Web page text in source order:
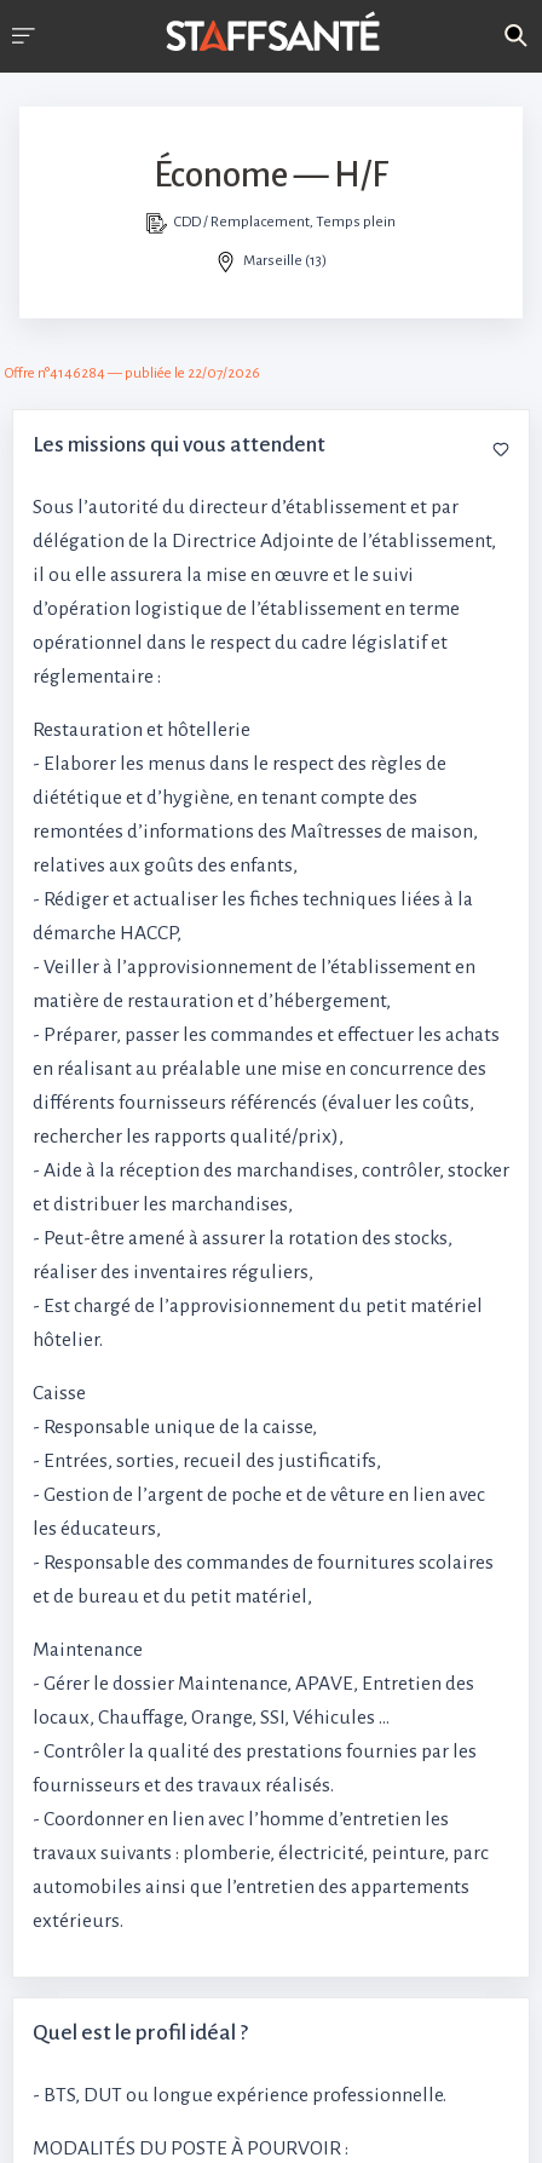
Économe — H/F
CDD / Remplacement, Temps plein
Marseille (13)
Offre n°4146284 — publiée le 22/07/2026
Les missions qui vous attendent
Sous l’autorité du directeur d’établissement et par
délégation de la Directrice Adjointe de l’établissement,
il ou elle assurera la mise en œuvre et le suivi
d’opération logistique de l’établissement en terme
opérationnel dans le respect du cadre législatif et
réglementaire :
Restauration et hôtellerie
- Elaborer les menus dans le respect des règles de
diététique et d’hygiène, en tenant compte des
remontées d’informations des Maîtresses de maison,
relatives aux goûts des enfants,
- Rédiger et actualiser les fiches techniques liées à la
démarche HACCP,
- Veiller à l’approvisionnement de l’établissement en
matière de restauration et d’hébergement,
- Préparer, passer les commandes et effectuer les achats
en réalisant au préalable une mise en concurrence des
différents fournisseurs référencés (évaluer les coûts,
rechercher les rapports qualité/prix),
- Aide à la réception des marchandises, contrôler, stocker
et distribuer les marchandises,
- Peut-être amené à assurer la rotation des stocks,
réaliser des inventaires réguliers,
- Est chargé de l’approvisionnement du petit matériel
hôtelier.
Caisse
- Responsable unique de la caisse,
- Entrées, sorties, recueil des justificatifs,
- Gestion de l’argent de poche et de vêture en lien avec
les éducateurs,
- Responsable des commandes de fournitures scolaires
et de bureau et du petit matériel,
Maintenance
- Gérer le dossier Maintenance, APAVE, Entretien des
locaux, Chauffage, Orange, SSI, Véhicules …
- Contrôler la qualité des prestations fournies par les
fournisseurs et des travaux réalisés.
- Coordonner en lien avec l’homme d’entretien les
travaux suivants : plomberie, électricité, peinture, parc
automobiles ainsi que l’entretien des appartements
extérieurs.
Quel est le profil idéal ?
- BTS, DUT ou longue expérience professionnelle.
MODALITÉS DU POSTE À POURVOIR :